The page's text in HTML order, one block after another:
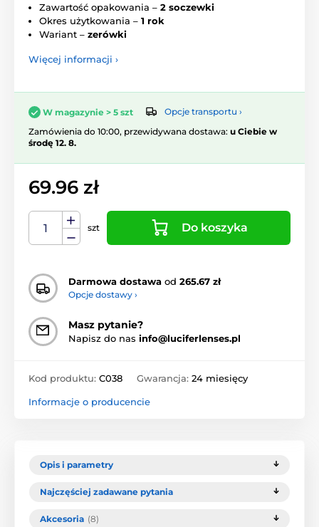
Zawartość opakowania – 2 soczewki
Okres użytkowania – 1 rok
Wariant – zerówki
Więcej informacji ›
W magazynie > 5 szt
Opcje transportu ›
Zamówienia do 10:00, przewidywana dostawa: u Ciebie w
środę 12. 8.
69.96 zł
szt Do koszyka
Darmowa dostawa od 265.67 zł
Opcje dostawy ›
Masz pytanie?
Napisz do nas info@luciferlenses.pl
Kod produktu: C038 Gwarancja: 24 miesięcy
Informacje o producencie
Opis i parametry
Najczęściej zadawane pytania
Akcesoria (8)